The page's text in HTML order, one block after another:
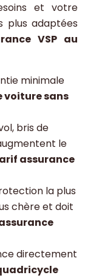
et votre
plus adaptées
VSP au
minimale
voiture sans
bris de
le
assurance
la plus
chère et doit
directement